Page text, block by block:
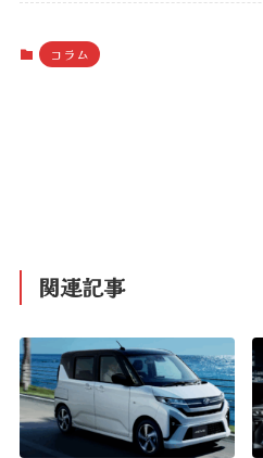
コラム
関連記事